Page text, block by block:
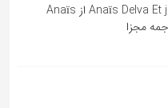
آهنگ فرانسوی Anaïs Delva Et je danse از Anaïs